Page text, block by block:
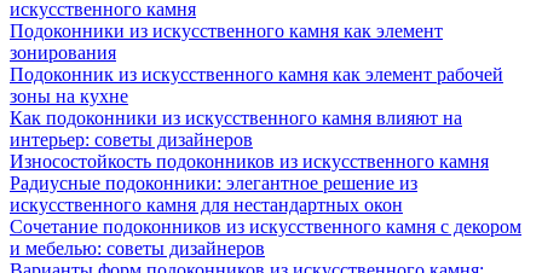
искусственного камня
Подоконники из искусственного камня как элемент
зонирования
Подоконник из искусственного камня как элемент рабочей
зоны на кухне
Как подоконники из искусственного камня влияют на
интерьер: советы дизайнеров
Износостойкость подоконников из искусственного камня
Радиусные подоконники: элегантное решение из
искусственного камня для нестандартных окон
Сочетание подоконников из искусственного камня с декором
и мебелью: советы дизайнеров